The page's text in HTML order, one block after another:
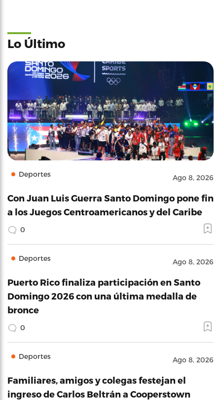
Lo Último
Deportes Ago 8, 2026
Con Juan Luis Guerra Santo Domingo pone fin
a los Juegos Centroamericanos y del Caribe
0
Deportes Ago 8, 2026
Puerto Rico finaliza participación en Santo
Domingo 2026 con una última medalla de
bronce
0
Deportes Ago 8, 2026
Familiares, amigos y colegas festejan el
ingreso de Carlos Beltrán a Cooperstown